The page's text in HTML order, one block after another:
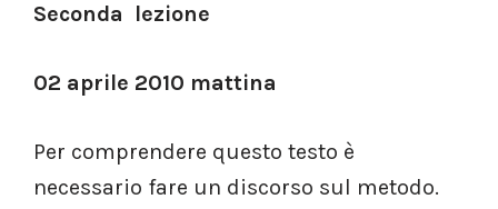
Seconda lezione
02 aprile 2010 mattina
Per comprendere questo testo è
necessario fare un discorso sul metodo.